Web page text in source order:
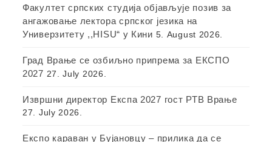
Факултет српских студија објављује позив за
ангажовање лектора српског језика на
Универзитету ,,HISU“ у Кини 5. August 2026.
Град Врање се озбиљно припрема за ЕКСПО
2027 27. July 2026.
Извршни директор Експа 2027 гост РТВ Врање
27. July 2026.
Експо караван у Бујановцу – прилика да се